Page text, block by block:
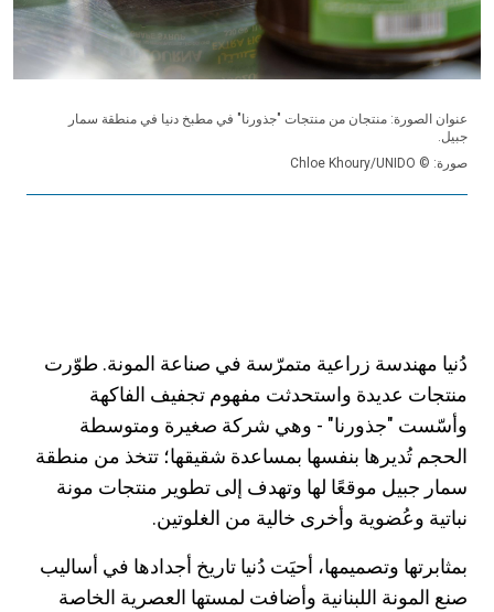
عنوان الصورة: منتجان من منتجات "جذورنا" في مطبخ دنيا في منطقة سمار
جبيل.
صورة: © Chloe Khoury/UNIDO
دُنيا مهندسة زراعية متمرّسة في صناعة المونة. طوّرت
منتجات عديدة واستحدثت مفهوم تجفيف الفاكهة
وأسّست "جذورنا" - وهي شركة صغيرة ومتوسطة
الحجم تُديرها بنفسها بمساعدة شقيقها؛ تتخذ من منطقة
سمار جبيل موقعًا لها وتهدف إلى تطوير منتجات مونة
نباتية وعُضوية وأخرى خالية من الغلوتين.
بمثابرتها وتصميمها، أحيَت دُنيا تاريخ أجدادها في أساليب
صنع المونة اللبنانية وأضافت لمستها العصرية الخاصة